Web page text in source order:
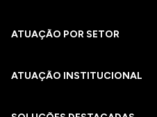
ATUAÇÃO POR SETOR
ATUAÇÃO INSTITUCIONAL